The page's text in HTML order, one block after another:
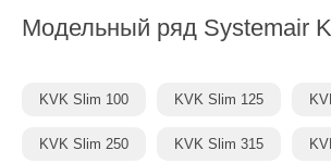
Модельный ряд Systemair
KVK Slim 100 KVK Slim 125
KVK Slim 250 KVK Slim 315